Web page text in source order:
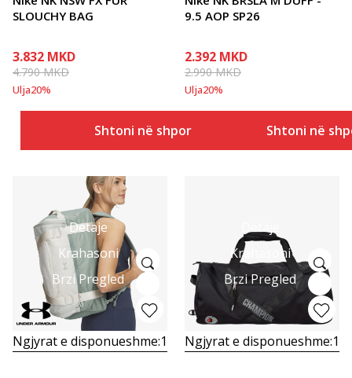
SLOUCHY BAG
3.832 MKD
4.790MKD
Ulja20%
Shtoni në shportë
9.5 AOP SP26
2.392 MKD
2.990MKD
Ulja20%
Shtoni në
Detaje
Krahasoni
Brzi Pregled
Ngjyrat e disponueshme:1
Krahasoni
Brzi Pregled
Ngjyrat e disponueshme:1